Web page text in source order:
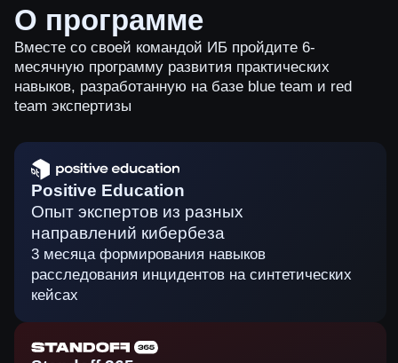
Positive Education
Опыт экспертов из разных
направлений кибербеза
3 месяца формирования навыков
расследования инцидентов на синтетических
Standoff 365
Сильнейшие международные
белые хакеры
3 месяца практики ретроспективного
расследования реальных атак с кибербитв
Standoff
Это точно для